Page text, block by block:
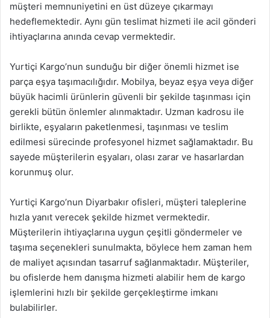
müşteri memnuniyetini en üst düzeye çıkarmayı
hedeflemektedir. Aynı gün teslimat hizmeti ile acil gönderi
ihtiyaçlarına anında cevap vermektedir.
Yurtiçi Kargo’nun sunduğu bir diğer önemli hizmet ise
parça eşya taşımacılığıdır. Mobilya, beyaz eşya veya diğer
büyük hacimli ürünlerin güvenli bir şekilde taşınması için
gerekli bütün önlemler alınmaktadır. Uzman kadrosu ile
birlikte, eşyaların paketlenmesi, taşınması ve teslim
edilmesi sürecinde profesyonel hizmet sağlamaktadır. Bu
sayede müşterilerin eşyaları, olası zarar ve hasarlardan
korunmuş olur.
Yurtiçi Kargo’nun Diyarbakır ofisleri, müşteri taleplerine
hızla yanıt verecek şekilde hizmet vermektedir.
Müşterilerin ihtiyaçlarına uygun çeşitli göndermeler ve
taşıma seçenekleri sunulmakta, böylece hem zaman hem
de maliyet açısından tasarruf sağlanmaktadır. Müşteriler,
bu ofislerde hem danışma hizmeti alabilir hem de kargo
işlemlerini hızlı bir şekilde gerçekleştirme imkanı
bulabilirler.